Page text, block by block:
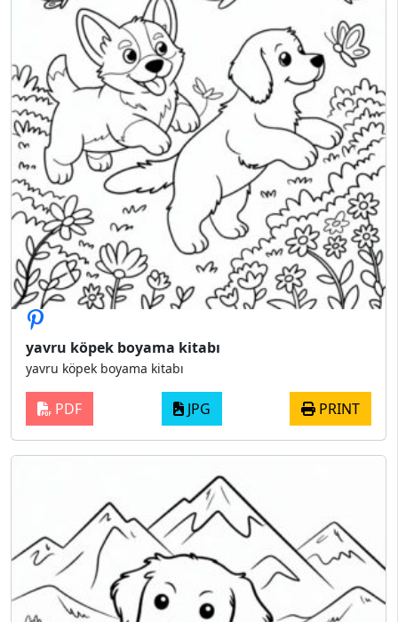
yavru köpek boyama kitabı
yavru köpek boyama kitabı
PDF JPG PRINT